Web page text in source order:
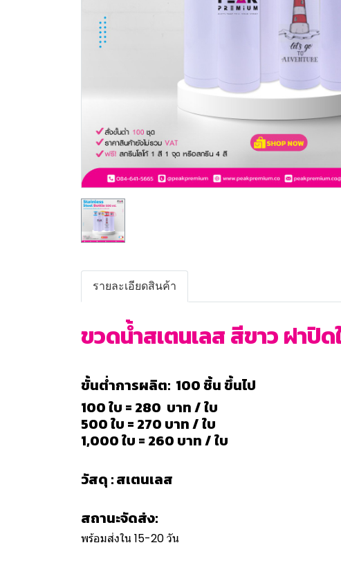
รายละเอียดสินค้า
ขวดน้ำสเตนเลส สีขาว ฝาปิ
ขั้นต่ำการผลิต: 100 ชิ้น ขึ้นไป
100 ใบ = 280 บาท / ใบ
500 ใบ = 270 บาท / ใบ
1,000 ใบ = 260 บาท / ใบ
วัสดุ : สเตนเลส
สถานะจัดส่ง:
พร้อมส่งใน 15-20 วัน